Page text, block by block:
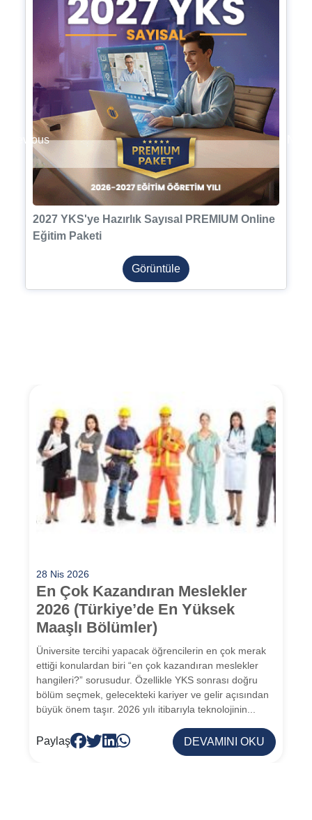
Previous
2027 YKS'ye Hazırlık Sayısal PREMIUM Online
Eğitim Paketi
Görüntüle
28 Nis 2026
En Çok Kazandıran Meslekler
2026 (Türkiye’de En Yüksek
Maaşlı Bölümler)
Üniversite tercihi yapacak öğrencilerin en çok merak
ettiği konulardan biri “en çok kazandıran meslekler
hangileri?” sorusudur. Özellikle YKS sonrası doğru
bölüm seçmek, gelecekteki kariyer ve gelir açısından
büyük önem taşır. 2026 yılı itibarıyla teknolojinin...
Paylaş DEVAMINI OKU